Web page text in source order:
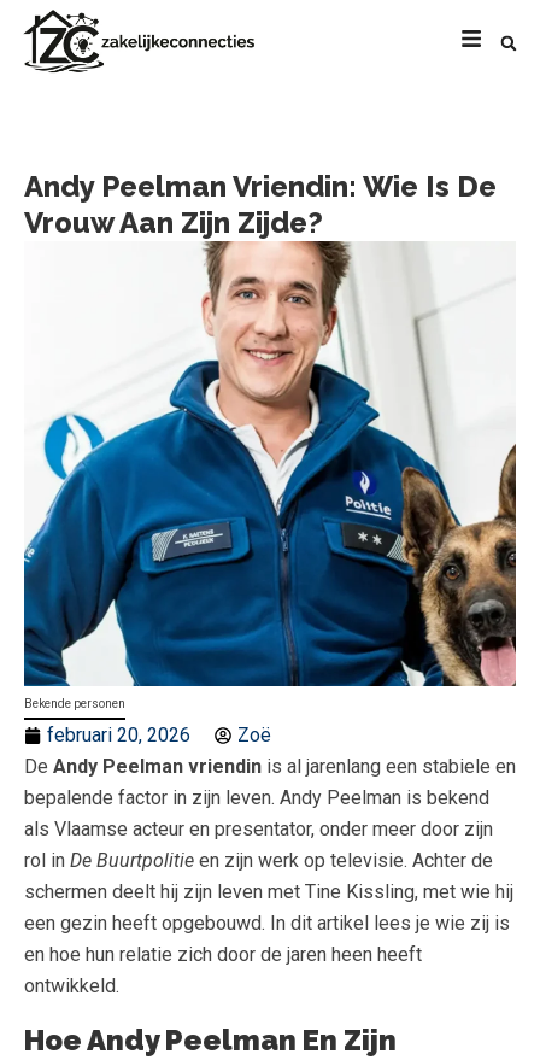
Andy Peelman Vriendin: Wie Is De
Vrouw Aan Zijn Zijde?
Bekende personen
februari 20, 2026
Zoë
De Andy Peelman vriendin is al jarenlang een stabiele en
bepalende factor in zijn leven. Andy Peelman is bekend
als Vlaamse acteur en presentator, onder meer door zijn
rol in De Buurtpolitie en zijn werk op televisie. Achter de
schermen deelt hij zijn leven met Tine Kissling, met wie hij
een gezin heeft opgebouwd. In dit artikel lees je wie zij is
en hoe hun relatie zich door de jaren heen heeft
ontwikkeld.
Hoe Andy Peelman En Zijn